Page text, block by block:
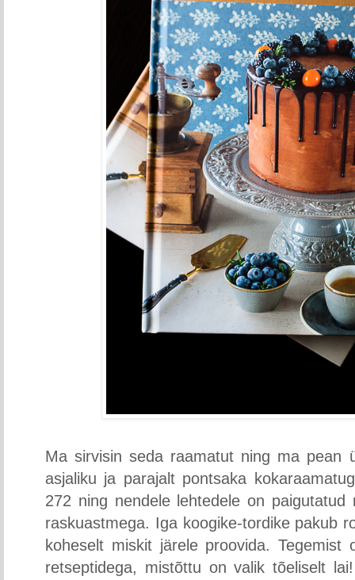
Ma sirvisin seda raamatut ning ma pean
asjaliku ja parajalt pontsaka
272 ning nendele lehtedele on paigutatud
raskuastmega. Iga koogike-tordike pakub
koheselt miskit järele proovida.
retseptidega, mistõttu on valik tõeliselt